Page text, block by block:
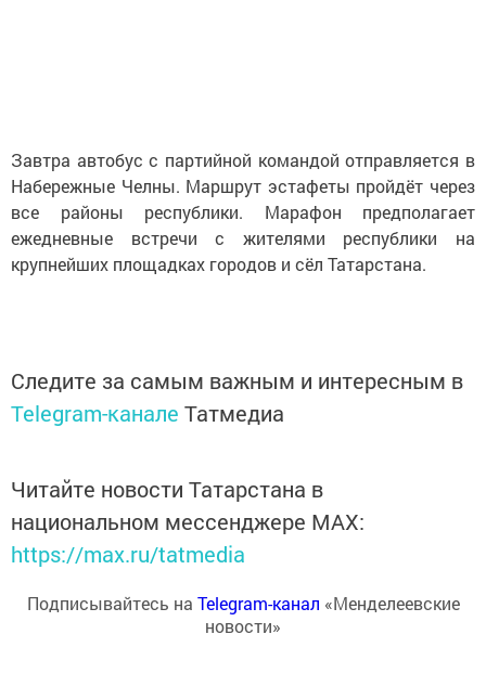
Завтра автобус с партийной командой отправляется в
Набережные Челны. Маршрут эстафеты пройдёт через
все районы республики. Марафон предполагает
ежедневные встречи с жителями республики на
крупнейших площадках городов и сёл Татарстана.
Следите за самым важным и интересным в
Telegram-канале Татмедиа
Читайте новости Татарстана в
национальном мессенджере MАХ:
https://max.ru/tatmedia
Подписывайтесь на Telegram-канал «Менделеевские
новости»